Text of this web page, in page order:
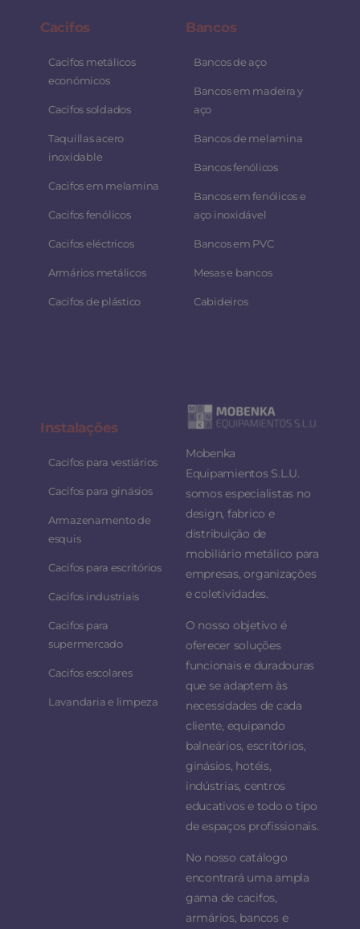
Cacifos
Cacifos metálicos
económicos
Cacifos soldados
Taquillas acero
inoxidable
Cacifos em melamina
Cacifos fenólicos
Cacifos eléctricos
Armários metálicos
Cacifos de plástico
Bancos
Bancos de aço
Bancos em madeira y
aço
Bancos de melamina
Bancos fenólicos
Bancos em fenólicos e
aço inoxidável
Bancos em PVC
Mesas e bancos
Cabideiros
Instalações
Cacifos para vestiários
Cacifos para ginásios
Armazenamento de
esquis
Cacifos para escritórios
Cacifos industriais
Cacifos para
supermercado
Cacifos escolares
Lavandaria e limpeza
Mobenka
Equipamientos S.L.U.
somos especialistas no
design, fabrico e
distribuição de
mobiliário metálico para
empresas, organizações
e coletividades.
O nosso objetivo é
oferecer soluções
funcionais e duradouras
que se adaptem às
necessidades de cada
cliente, equipando
balneários, escritórios,
ginásios, hotéis,
indústrias, centros
educativos e todo o tipo
de espaços profissionais.
No nosso catálogo
encontrará uma ampla
gama de cacifos,
armários, bancos e